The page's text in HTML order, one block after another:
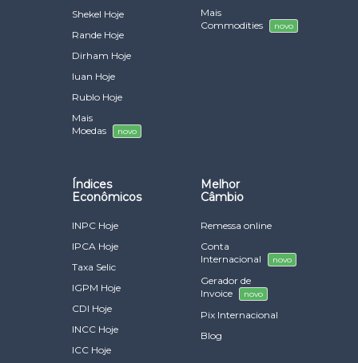
Shekel Hoje
Rande Hoje
Dirham Hoje
Iuan Hoje
Rublo Hoje
Mais
Moedas
novo
Mais
Commodities
novo
Índices
Econômicos
INPC Hoje
IPCA Hoje
Taxa Selic
IGPM Hoje
CDI Hoje
INCC Hoje
ICC Hoje
Melhor
Câmbio
Remessa online
Conta
Internacional
novo
Gerador de
Invoice
novo
Pix Internacional
Blog